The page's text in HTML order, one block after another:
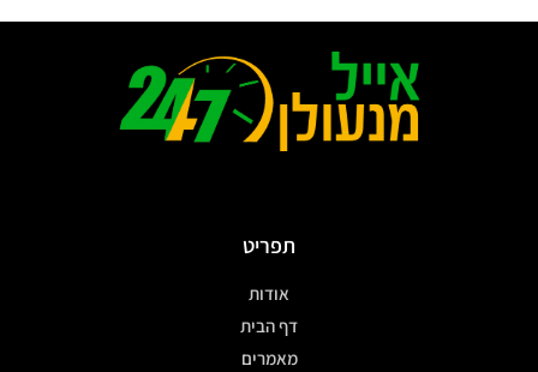
תפריט
אודות
דף הבית
מאמרים